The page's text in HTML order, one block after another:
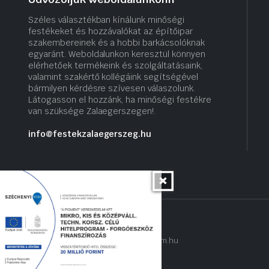
Széles választékban kínálunk minőségi
festékeket és hozzávalókat az építőipar
szakembereinek és a hobbi barkácsolóknak
egyaránt. Weboldalunkon keresztül könnyen
elérhetőek termékeink és szolgáltatásaink,
valamint szakértő kollégáink segítségével
bármilyen kérdésre szívesen válaszolunk.
Látogasson el hozzánk, ha minőségi festékre
van szüksége Zalaegerszegen!.
info@festekzalaegerszeg.hu
Copyright 2022 © hogyantalaljanakram.hu